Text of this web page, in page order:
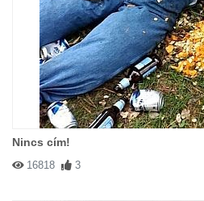
Nincs cím!
16818 3